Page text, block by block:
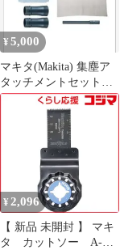
¥ 5,000
マキタ(Makita) 集塵ア
タッチメントセット品
196860-7
¥ 2,096
【 新品 未開封 】 マキ
タ カットソー A-